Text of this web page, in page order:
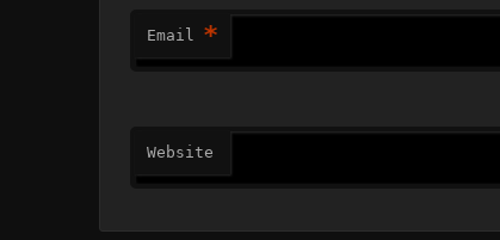
Email *
Website